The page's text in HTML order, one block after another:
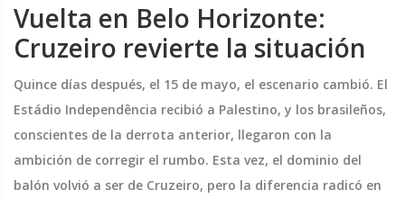
Vuelta en Belo Horizonte:
Cruzeiro revierte la situación
Quince días después, el 15 de mayo, el escenario cambió. El
Estádio Independência recibió a Palestino, y los brasileños,
conscientes de la derrota anterior, llegaron con la
ambición de corregir el rumbo. Esta vez, el dominio del
balón volvió a ser de Cruzeiro, pero la diferencia radicó en